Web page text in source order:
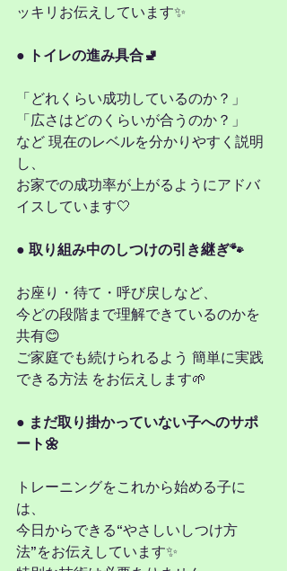
ッキリお伝えしています✨
● トイレの進み具合🚽
「どれくらい成功しているのか？」
「広さはどのくらいが合うのか？」
など 現在のレベルを分かりやすく説明
し、
お家での成功率が上がるようにアドバ
イスしています🤍
● 取り組み中のしつけの引き継ぎ🐾
お座り・待て・呼び戻しなど、
今どの段階まで理解できているのかを
共有😊
ご家庭でも続けられるよう 簡単に実践
できる方法 をお伝えします🌱
● まだ取り掛かっていない子へのサポ
ート🌼
トレーニングをこれから始める子に
は、
今日からできる“やさしいしつけ方
法”をお伝えしています✨